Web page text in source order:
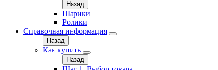
Назад
Шарики
Ролики
Справочная информация
Назад
Как купить
Назад